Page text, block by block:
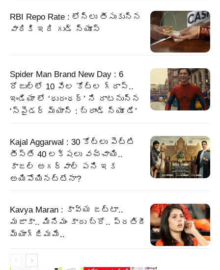
RBI Repo Rate : లోన్లు తీసుకున్న
వారికి ఇది గుడ్ న్యూస్
Spider Man Brand New Day : 6
రోజుల్లో 10 వేల కోట్ల గ్రాస్..
ఇండియా లో ‘ధురంధర్’ ని దాటనున్న
‘స్పైడర్ మ్యాన్ : బ్రాండ్ న్యూ డే’
Kajal Aggarwal : 30 కోట్లు పెట్టి
తీస్తే 40 లక్షలు వచ్చాయి..
కాజల్ అగర్వాల్ పని ఇక
అయిపోయినట్టేనా?
Kavya Maran : కావ్య జట్టా..
మజాకా.. మినిమం కాదు బ్రో.. ప్రతిదీ
మ్యాగ్జిమమే..